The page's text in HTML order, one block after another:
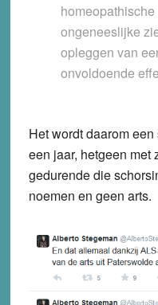
ongeneeslijke
opleggen van
onvoldoende
Het wordt daarom
een jaar, hetgeen met
gedurende die
noemen en geen arts.